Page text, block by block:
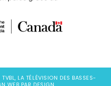
TVBL, LA TÉLÉVISION DES BASSES-